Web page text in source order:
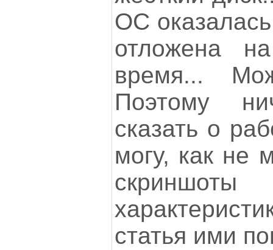
ОС
отложена
время...
Поэтому
сказать о
могу, как не
статья ими